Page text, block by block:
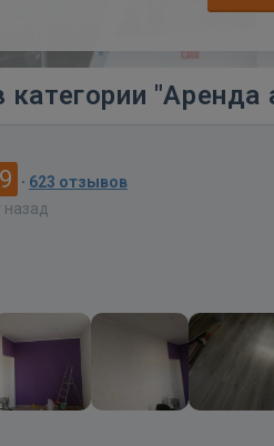
"Аренда
· 623 отзывов
назад